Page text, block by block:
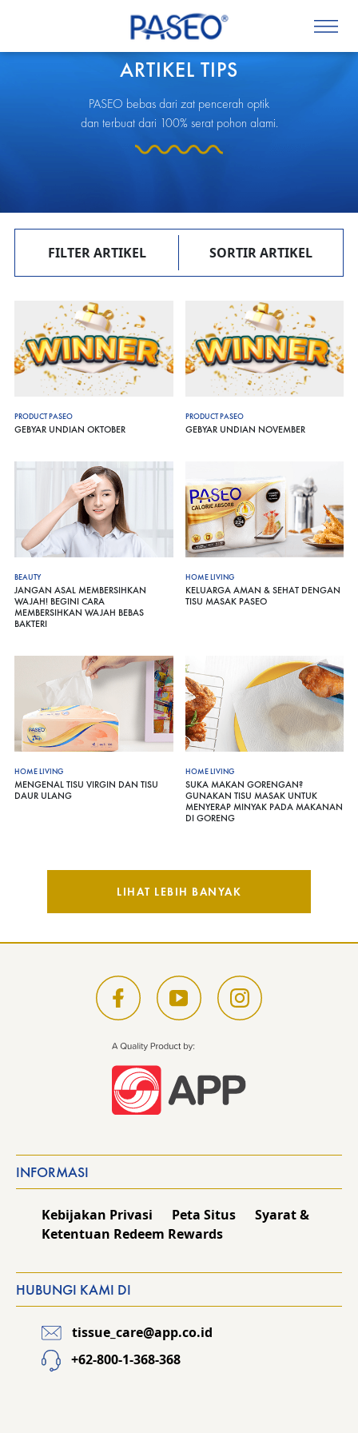
ARTIKEL TIPS
PASEO bebas dari zat pencerah optik
dan terbuat dari 100% serat pohon alami.
FILTER ARTIKEL SORTIR ARTIKEL
PRODUCT PASEO
GEBYAR UNDIAN OKTOBER
PRODUCT PASEO
GEBYAR UNDIAN NOVEMBER
BEAUTY
JANGAN ASAL MEMBERSIHKAN
WAJAH! BEGINI CARA
MEMBERSIHKAN WAJAH BEBAS
BAKTERI
HOME LIVING
KELUARGA AMAN & SEHAT DENGAN
TISU MASAK PASEO
HOME LIVING
MENGENAL TISU VIRGIN DAN TISU
DAUR ULANG
HOME LIVING
SUKA MAKAN GORENGAN?
GUNAKAN TISU MASAK UNTUK
MENYERAP MINYAK PADA MAKANAN
DI GORENG
LIHAT LEBIH BANYAK
INFORMASI
Kebijakan Privasi Peta Situs
Syarat &
Ketentuan Redeem Rewards
HUBUNGI KAMI DI
tissue_care@app.co.id
+62-800-1-368-368